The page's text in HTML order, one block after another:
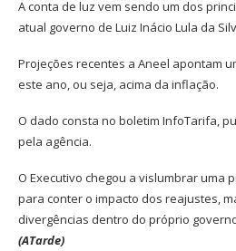
A conta de luz vem sendo um dos
atual governo de Luiz Inácio Lula da
Projeções recentes a Aneel apontam
este ano, ou seja, acima da inflação.
O dado consta no boletim InfoTarifa,
pela agência.
O Executivo chegou a vislumbrar uma
para conter o impacto dos reajustes,
divergências dentro do próprio
(ATarde)